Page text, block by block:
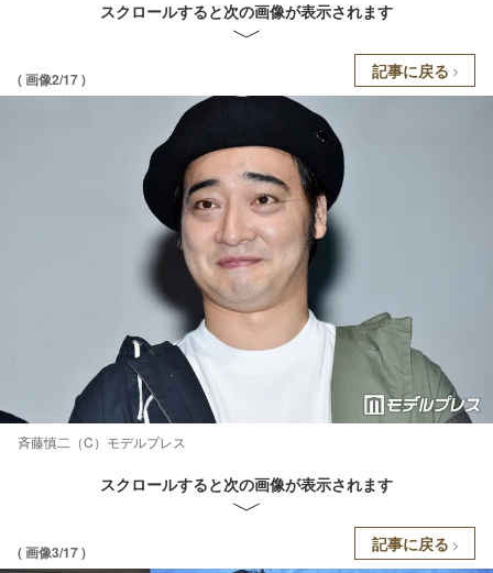
スクロールすると次の画像が表示されます
( 画像2/17 ) 記事に戻る
斉藤慎二（C）モデルプレス
スクロールすると次の画像が表示されます
( 画像3/17 ) 記事に戻る